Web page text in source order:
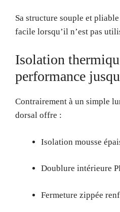
Sa structure souple et
facile lorsqu’il n’est pas
Isolation
performance
Contrairement à un simple
dorsal offre :
Isolation mousse
Doublure intérieure
Fermeture zippée